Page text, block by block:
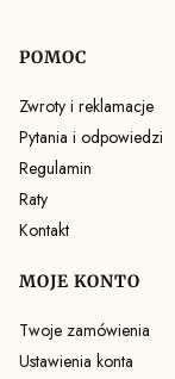
Linki w stopce
POMOC
Zwroty i reklamacje
Pytania i odpowiedzi
Regulamin
Raty
Kontakt
MOJE KONTO
Twoje zamówienia
Ustawienia konta